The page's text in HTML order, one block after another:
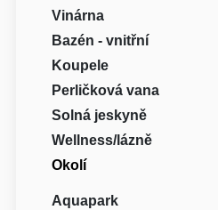
Vinárna
Bazén - vnitřní
Koupele
Perličková vana
Solná jeskyně
Wellness/lázně
Okolí
Aquapark